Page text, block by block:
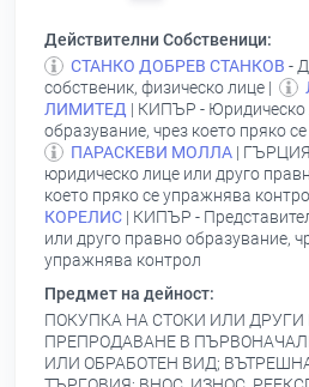
Действителни Собственици:
СТАНКО ДОБРЕВ СТАНКОВ -
собственик, физическо лице |
ЛИМИТЕД | КИПЪР - Юридическо
образувание, чрез което пряко
ПАРАСКЕВИ МОЛЛА | ГЪРЦИЯ
юридическо лице или друго
което пряко се упражнява
КОРЕЛИС | КИПЪР -
или друго правно образувание,
упражнява контрол
Предмет на дейност:
ПОКУПКА НА СТОКИ ИЛИ ДРУГИ
ПРЕПРОДАВАНЕ В
ИЛИ ОБРАБОТЕН ВИД;